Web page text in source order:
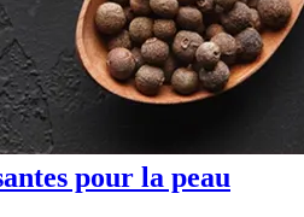
pour la peau